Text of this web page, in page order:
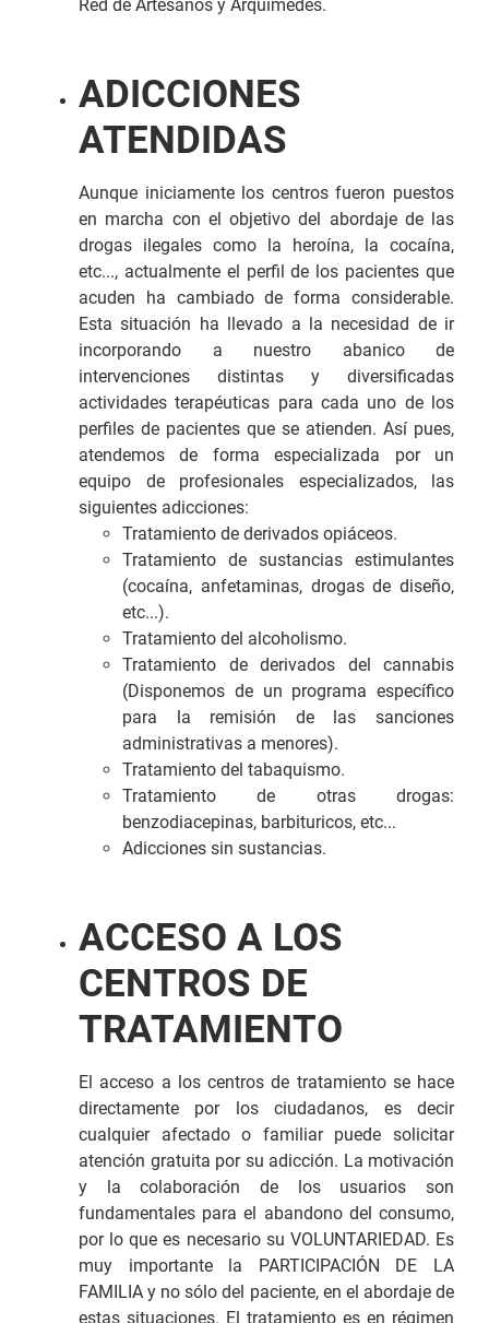
Red de Artesanos y Arquímedes.
ADICCIONES
ATENDIDAS
Aunque iniciamente los centros fueron puestos
en marcha con el objetivo del abordaje de las
drogas ilegales como la heroína, la cocaína,
etc..., actualmente el perfil de los pacientes que
acuden ha cambiado de forma considerable.
Esta situación ha llevado a la necesidad de ir
incorporando a nuestro abanico de
intervenciones distintas y diversificadas
actividades terapéuticas para cada uno de los
perfiles de pacientes que se atienden. Así pues,
atendemos de forma especializada por un
equipo de profesionales especializados, las
siguientes adicciones:
Tratamiento de derivados opiáceos.
Tratamiento de sustancias estimulantes
(cocaína, anfetaminas, drogas de diseño,
etc...).
Tratamiento del alcoholismo.
Tratamiento de derivados del cannabis
(Disponemos de un programa específico
para la remisión de las sanciones
administrativas a menores).
Tratamiento del tabaquismo.
Tratamiento de otras drogas:
benzodiacepinas, barbituricos, etc...
Adicciones sin sustancias.
ACCESO A LOS
CENTROS DE
TRATAMIENTO
El acceso a los centros de tratamiento se hace
directamente por los ciudadanos, es decir
cualquier afectado o familiar puede solicitar
atención gratuita por su adicción. La motivación
y la colaboración de los usuarios son
fundamentales para el abandono del consumo,
por lo que es necesario su VOLUNTARIEDAD. Es
muy importante la PARTICIPACIÓN DE LA
FAMILIA y no sólo del paciente, en el abordaje de
estas situaciones. El tratamiento es en régimen